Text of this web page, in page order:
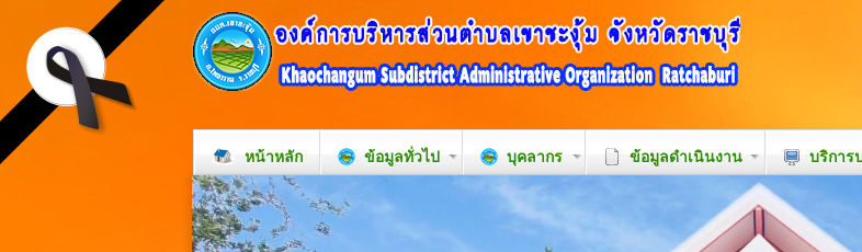
หน้าหลัก ข้อมูลทั่วไป บุคลากร ข้อมูลดำเนินงาน บริการ